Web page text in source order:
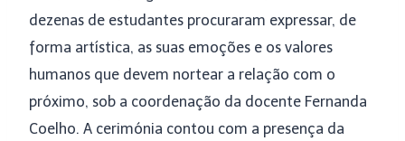
dezenas de estudantes procuraram expressar, de
forma artística, as suas emoções e os valores
humanos que devem nortear a relação com o
próximo, sob a coordenação da docente Fernanda
Coelho. A cerimónia contou com a presença da